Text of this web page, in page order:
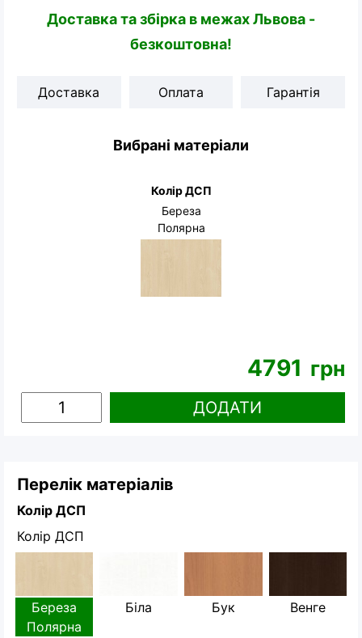
Доставка та збірка в межах Львова -
безкоштовна!
Доставка Оплата Гарантія
Вибрані матеріали
Колір ДСП
Береза
Полярна
4791 грн
ДОДАТИ
Перелік матеріалів
Колір ДСП
Колір ДСП
Береза
Полярна
Біла Бук Венге